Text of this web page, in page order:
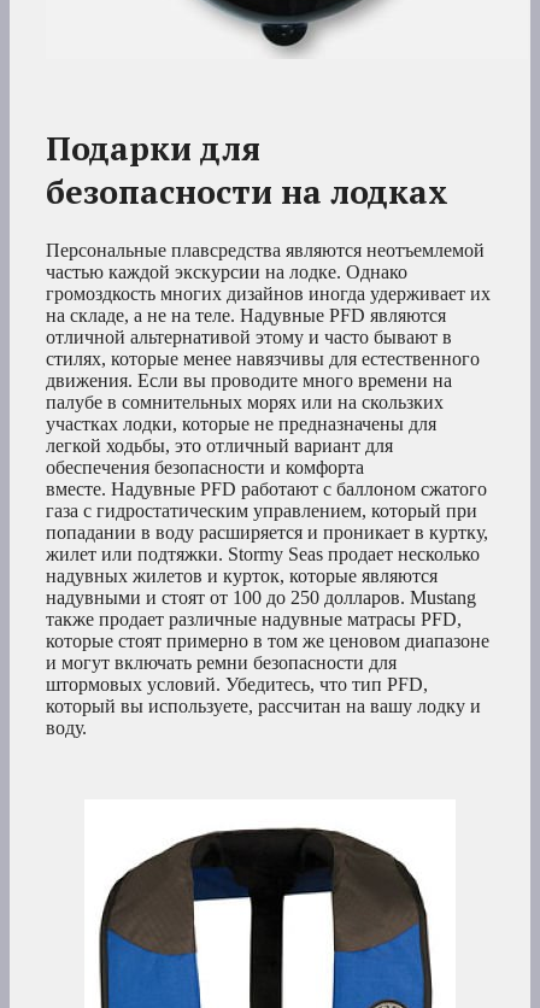
Подарки для
безопасности на лодках
Персональные плавсредства являются неотъемлемой
частью каждой экскурсии на лодке. Однако
громоздкость многих дизайнов иногда удерживает их
на складе, а не на теле. Надувные PFD являются
отличной альтернативой этому и часто бывают в
стилях, которые менее навязчивы для естественного
движения. Если вы проводите много времени на
палубе в сомнительных морях или на скользких
участках лодки, которые не предназначены для
легкой ходьбы, это отличный вариант для
обеспечения безопасности и комфорта
вместе. Надувные PFD работают с баллоном сжатого
газа с гидростатическим управлением, который при
попадании в воду расширяется и проникает в куртку,
жилет или подтяжки. Stormy Seas продает несколько
надувных жилетов и курток, которые являются
надувными и стоят от 100 до 250 долларов. Mustang
также продает различные надувные матрасы PFD,
которые стоят примерно в том же ценовом диапазоне
и могут включать ремни безопасности для
штормовых условий. Убедитесь, что тип PFD,
который вы используете, рассчитан на вашу лодку и
воду.